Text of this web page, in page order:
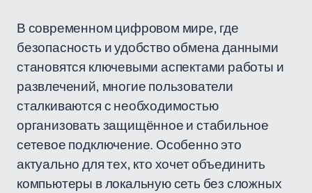
В современном цифровом мире, где
безопасность и удобство обмена данными
становятся ключевыми аспектами работы и
развлечений, многие пользователи
сталкиваются с необходимостью
организовать защищённое и стабильное
сетевое подключение. Особенно это
актуально для тех, кто хочет объединить
компьютеры в локальную сеть без сложных